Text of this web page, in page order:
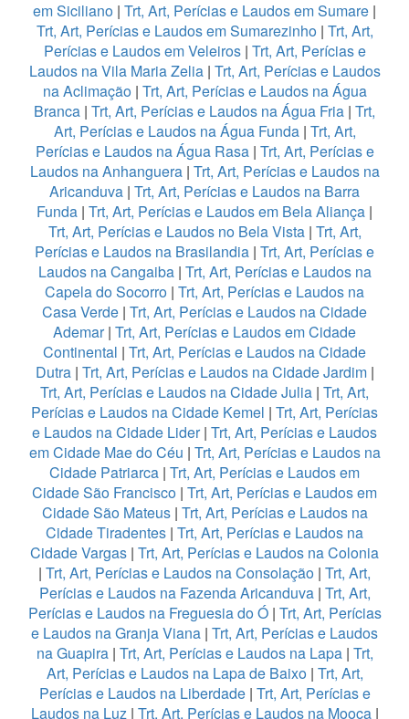
em Siciliano | Trt, Art, Perícias e Laudos em Sumare |
Trt, Art, Perícias e Laudos em Sumarezinho| Trt, Art,
Perícias e Laudos em Veleiros| Trt, Art, Perícias e
Laudos na Vila Maria Zelia| Trt, Art, Perícias e Laudos
na Aclimação| Trt, Art, Perícias e Laudos na Água
Branca | Trt, Art, Perícias e Laudos na Água Fria | Trt,
Art, Perícias e Laudos na Água Funda| Trt, Art,
Perícias e Laudos na Água Rasa | Trt, Art, Perícias e
Laudos na Anhanguera| Trt, Art, Perícias e Laudos na
Aricanduva | Trt, Art, Perícias e Laudos na Barra
Funda | Trt, Art, Perícias e Laudos em Bela Aliança |
Trt, Art, Perícias e Laudos no Bela Vista| Trt, Art,
Perícias e Laudos na Brasilandia | Trt, Art, Perícias e
Laudos na Cangaiba| Trt, Art, Perícias e Laudos na
Capela do Socorro | Trt, Art, Perícias e Laudos na
Casa Verde | Trt, Art, Perícias e Laudos na Cidade
Ademar| Trt, Art, Perícias e Laudos em Cidade
Continental | Trt, Art, Perícias e Laudos na Cidade
Dutra | Trt, Art, Perícias e Laudos na Cidade Jardim|
Trt, Art, Perícias e Laudos na Cidade Julia | Trt, Art,
Perícias e Laudos na Cidade Kemel | Trt, Art, Perícias
e Laudos na Cidade Lider| Trt, Art, Perícias e Laudos
em Cidade Mae do Céu | Trt, Art, Perícias e Laudos na
Cidade Patriarca | Trt, Art, Perícias e Laudos em
Cidade São Francisco | Trt, Art, Perícias e Laudos em
Cidade São Mateus| Trt, Art, Perícias e Laudos na
Cidade Tiradentes | Trt, Art, Perícias e Laudos na
Cidade Vargas | Trt, Art, Perícias e Laudos na Colonia
| Trt, Art, Perícias e Laudos na Consolação | Trt, Art,
Perícias e Laudos na Fazenda Aricanduva| Trt, Art,
Perícias e Laudos na Freguesia do Ó| Trt, Art, Perícias
e Laudos na Granja Viana | Trt, Art, Perícias e Laudos
na Guapira| Trt, Art, Perícias e Laudos na Lapa| Trt,
Art, Perícias e Laudos na Lapa de Baixo | Trt, Art,
Perícias e Laudos na Liberdade | Trt, Art, Perícias e
Laudos na Luz| Trt, Art, Perícias e Laudos na Mooca|